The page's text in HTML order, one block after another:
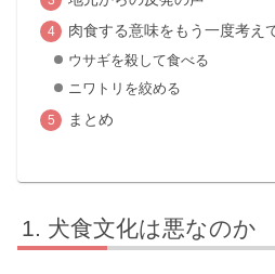
肉食する意味をもう一度考え
ウサギを殺して食べる
ニワトリを絞める
まとめ
犬食文化は悪なのか